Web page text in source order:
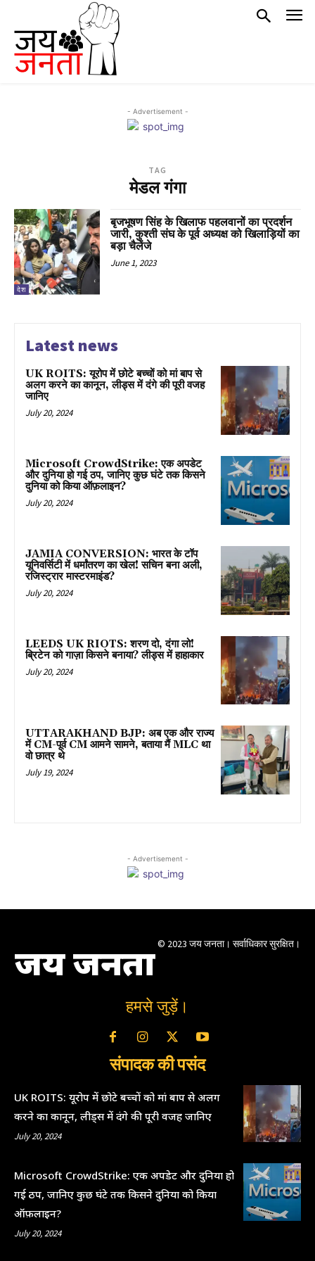
- Advertisement -
TAG
मेडल गंगा
देश
बृजभूषण सिंह के खिलाफ पहलवानों का प्रदर्शन
जारी, कुश्ती संघ के पूर्व अध्यक्ष को खिलाड़ियों का
बड़ा चैलेंजे
June 1, 2023
Latest news
UK ROITS: यूरोप में छोटे बच्चों को मां बाप से
अलग करने का कानून, लीड्स में दंगे की पूरी वजह
जानिए
July 20, 2024
Microsoft CrowdStrike: एक अपडेट
और दुनिया हो गई ठप, जानिए कुछ घंटे तक किसने
दुनिया को किया ऑफ़लाइन?
July 20, 2024
JAMIA CONVERSION: भारत के टॉप
यूनिवर्सिटी में धर्मांतरण का खेल! सचिन बना अली,
रजिस्ट्रार मास्टरमाइंड?
July 20, 2024
LEEDS UK RIOTS: शरण दो, दंगा लो!
ब्रिटेन को गाज़ा किसने बनाया? लीड्स में हाहाकार
July 20, 2024
UTTARAKHAND BJP: अब एक और राज्य
में CM-पूर्व CM आमने सामने, बताया मैं MLC था
वो छात्र थे
July 19, 2024
- Advertisement -
जय जनता © 2023 जय जनता। सर्वाधिकार सुरक्षित।
हमसे जुड़ें।
संपादक की पसंद
UK ROITS: यूरोप में छोटे बच्चों को मां बाप से अलग
करने का कानून, लीड्स में दंगे की पूरी वजह जानिए
July 20, 2024
Microsoft CrowdStrike: एक अपडेट और दुनिया हो
गई ठप, जानिए कुछ घंटे तक किसने दुनिया को किया
ऑफ़लाइन?
July 20, 2024